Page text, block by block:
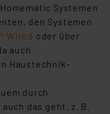
Systemen
den Systemen
Wired oder über
auch
Haustechnik-
durch
das geht, z. B.